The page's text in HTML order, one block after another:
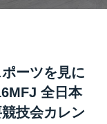
ポーツを見に
全日本
技会カレン